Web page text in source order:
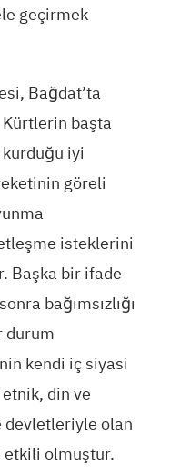
geçirmek
Bağdat’ta
Kürtlerin başta
iyi
göreli
isteklerini
Başka bir ifade
bağımsızlığı
durum
kendi iç siyasi
din ve
devletleriyle olan
olmuştur.